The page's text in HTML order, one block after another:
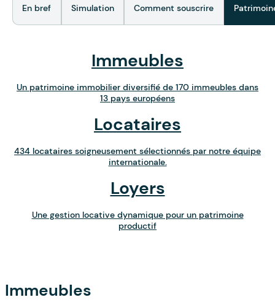
En bref Simulation Comment souscrire
Immeubles
Un patrimoine immobilier diversifié de 170 immeubles dans
13 pays européens
Locataires
434 locataires soigneusement sélectionnés par notre équipe
internationale.
Loyers
Une gestion locative dynamique pour un patrimoine
productif
Immeubles